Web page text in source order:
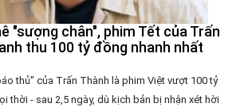
"sượng chân", phim Tết của Trấn
thu 100 tỷ đồng nhanh nhất
thủ" của Trấn Thành là phim Việt vượt 100 tỷ
thời - sau 2,5 ngày, dù kịch bản bị nhận xét hời